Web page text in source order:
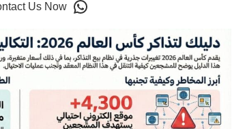
Us Now